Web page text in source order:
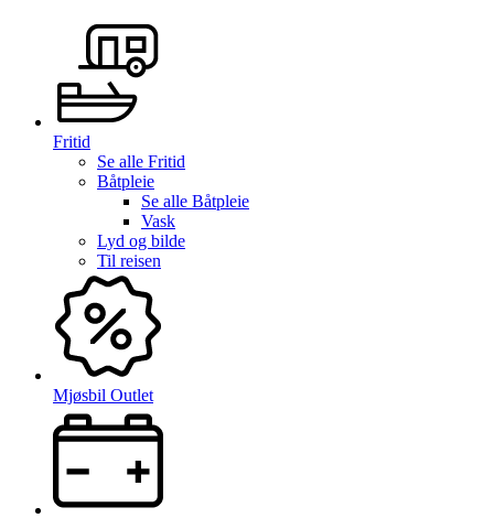
Fritid
Se alle Fritid
Båtpleie
Se alle Båtpleie
Vask
Lyd og bilde
Til reisen
Mjøsbil Outlet